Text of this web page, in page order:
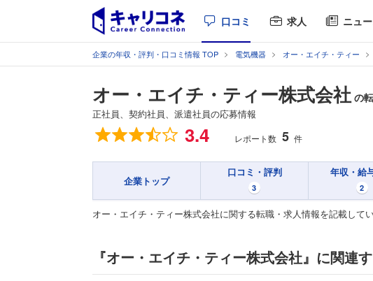
口コミ 求人 ニュ
企業の年収・評判・口コミ情報 TOP 電気機器 オー・エイチ・ティー
オー・エイチ・ティー株式会社 の
正社員、契約社員、派遣社員の応募情報
総合評価 3.4 レポート数 5 件
企業トップ
口コミ・評判
3
年収・給
2
オー・エイチ・ティー株式会社に関する転職・求人情報を記載して
『オー・エイチ・ティー株式会社』に関連